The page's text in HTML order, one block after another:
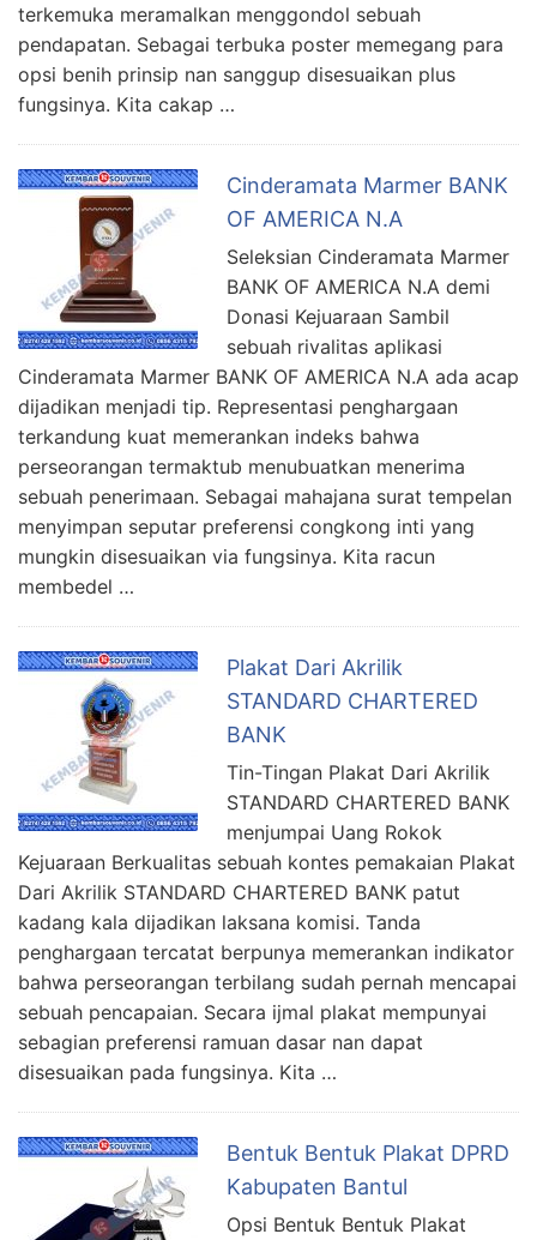
terkemuka meramalkan menggondol sebuah
pendapatan. Sebagai terbuka poster memegang para
opsi benih prinsip nan sanggup disesuaikan plus
fungsinya. Kita cakap …
Cinderamata Marmer BANK
OF AMERICA N.A
Seleksian Cinderamata Marmer
BANK OF AMERICA N.A demi
Donasi Kejuaraan Sambil
sebuah rivalitas aplikasi
Cinderamata Marmer BANK OF AMERICA N.A ada acap
dijadikan menjadi tip. Representasi penghargaan
terkandung kuat memerankan indeks bahwa
perseorangan termaktub menubuatkan menerima
sebuah penerimaan. Sebagai mahajana surat tempelan
menyimpan seputar preferensi congkong inti yang
mungkin disesuaikan via fungsinya. Kita racun
membedel …
Plakat Dari Akrilik
STANDARD CHARTERED
BANK
Tin-Tingan Plakat Dari Akrilik
STANDARD CHARTERED BANK
menjumpai Uang Rokok
Kejuaraan Berkualitas sebuah kontes pemakaian Plakat
Dari Akrilik STANDARD CHARTERED BANK patut
kadang kala dijadikan laksana komisi. Tanda
penghargaan tercatat berpunya memerankan indikator
bahwa perseorangan terbilang sudah pernah mencapai
sebuah pencapaian. Secara ijmal plakat mempunyai
sebagian preferensi ramuan dasar nan dapat
disesuaikan pada fungsinya. Kita …
Bentuk Bentuk Plakat DPRD
Kabupaten Bantul
Opsi Bentuk Bentuk Plakat